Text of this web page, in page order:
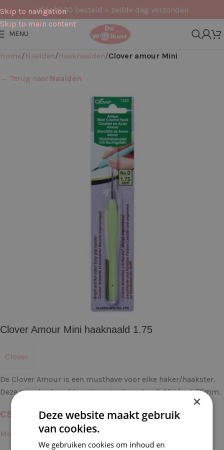
Skip to navigation
Skip to main content
Vóór 16:30 besteld = zelfde dag verzonden
MENU
Home Naalden Haaknaalden Clover amour Mini
← Terug naar Naalden
Clover Amour Mini haaknaald 1.75
Clover
De Clover Amour is een musthave voor elke haker/haakster.
Deze mini haaknaalden zijn er in de maten 0,60 t/m 1,75mm.
€8,50
Meer informatie →
×
Deze website maakt gebruik
van cookies.
We gebruiken cookies om inhoud en